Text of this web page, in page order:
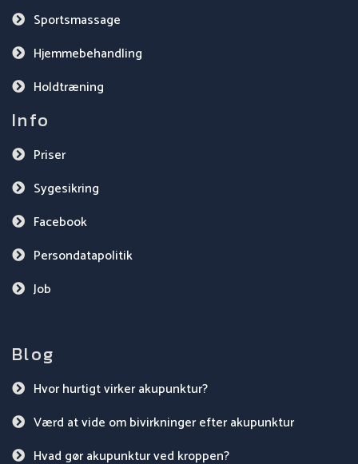
Sportsmassage
Hjemmebehandling
Holdtræning
Info
Priser
Sygesikring
Facebook
Persondatapolitik
Job
Blog
Hvor hurtigt virker akupunktur?
Værd at vide om bivirkninger efter akupunktur
Hvad gør akupunktur ved kroppen?